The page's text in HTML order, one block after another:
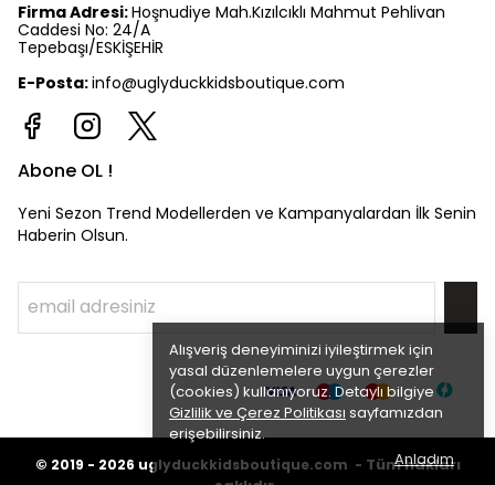
Alışveriş deneyiminizi iyileştirmek için
yasal düzenlemelere uygun çerezler
(cookies) kullanıyoruz. Detaylı bilgiye
Gizlilik ve Çerez Politikası sayfamızdan
erişebilirsiniz.
Anladım
Firma Adresi:Hoşnudiye Mah.Kızılcıklı Mahmut Pehlivan
Caddesi No: 24/A
Tepebaşı/ESKİŞEHİR
E-Posta:info@uglyduckkidsboutique.com
Abone OL !
Yeni Sezon Trend Modellerden ve Kampanyalardan İlk Senin
Haberin Olsun.
© 2019 - 2026 uglyduckkidsboutique.com - Tüm hakları